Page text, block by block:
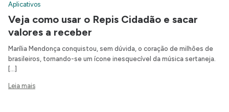
Aplicativos
Veja como usar o Repis Cidadão e sacar
valores a receber
Marília Mendonça conquistou, sem dúvida, o coração de milhões de
brasileiros, tornando-se um ícone inesquecível da música sertaneja.
[…]
Leia mais